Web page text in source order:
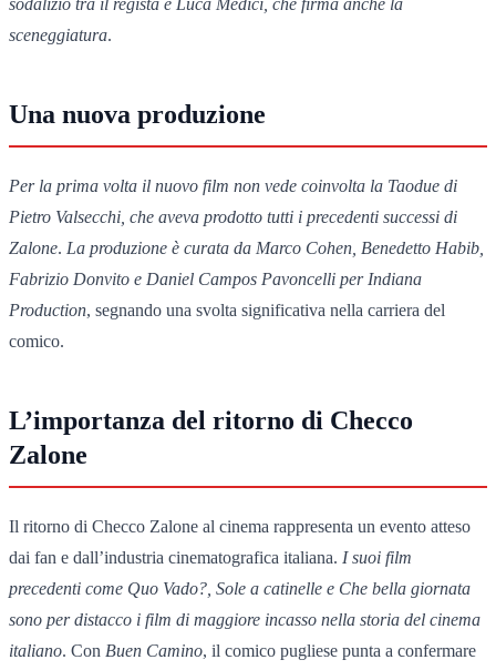
sceneggiatura.
Una nuova produzione
Per la prima volta il nuovo film non vede coinvolta la Taodue di
Pietro Valsecchi, che aveva prodotto tutti i precedenti successi di
Zalone. La produzione è curata da Marco Cohen, Benedetto Habib,
Fabrizio Donvito e Daniel Campos Pavoncelli per Indiana
Production, segnando una svolta significativa nella carriera del
comico.
L’importanza del ritorno di Checco
Zalone
Il ritorno di Checco Zalone al cinema rappresenta un evento atteso
dai fan e dall’industria cinematografica italiana. I suoi film
precedenti come Quo Vado? Sole a catinelle e Che bella giornata
sono per distacco i film di maggiore incasso nella storia del cinema
italiano. Con Buen Camino, il comico pugliese punta a confermare